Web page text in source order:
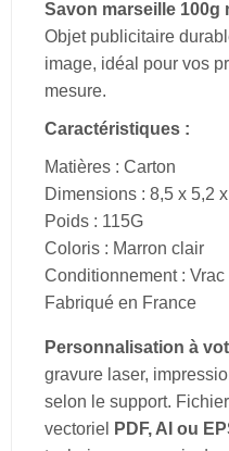
Savon marseille 100g
Objet publicitaire
image, idéal pour vos
mesure.
Caractéristiques :
Matières : Carton
Dimensions : 8,5 x 5,2
Poids : 115G
Coloris : Marron clair
Conditionnement : Vrac
Fabriqué en France
Personnalisation à
gravure laser,
selon le support.
vectoriel
PDF, AI ou